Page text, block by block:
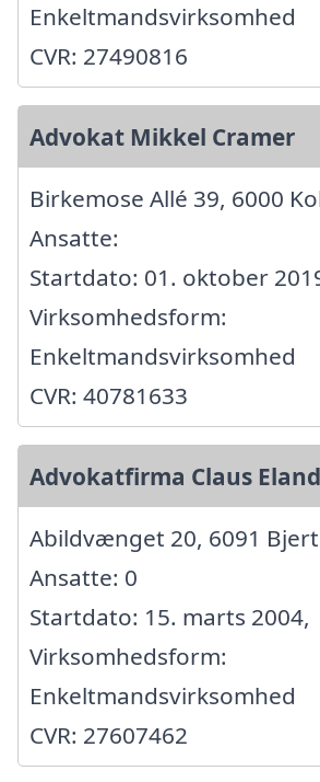
Enkeltmandsvirksomhed
CVR: 27490816
Advokat Mikkel Cramer
Birkemose Allé 39, 6000
Ansatte:
Startdato: 01. oktober
Virksomhedsform:
Enkeltmandsvirksomhed
CVR: 40781633
Advokatfirma Claus Eland
Abildvænget 20, 6091 Bjert
Ansatte: 0
Startdato: 15. marts 2004,
Virksomhedsform:
Enkeltmandsvirksomhed
CVR: 27607462